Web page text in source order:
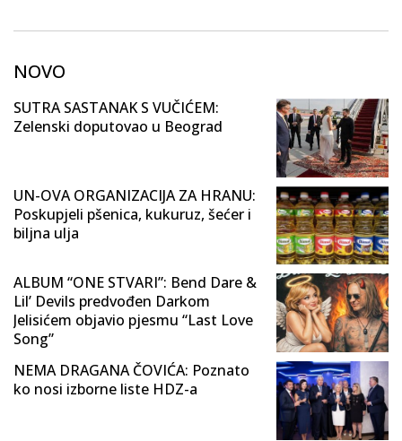
NOVO
SUTRA SASTANAK S VUČIĆEM:
Zelenski doputovao u Beograd
UN-OVA ORGANIZACIJA ZA HRANU:
Poskupjeli pšenica, kukuruz, šećer i
biljna ulja
ALBUM “ONE STVARI”: Bend Dare &
Lil’ Devils predvođen Darkom
Jelisićem objavio pjesmu “Last Love
Song”
NEMA DRAGANA ČOVIĆA: Poznato
ko nosi izborne liste HDZ-a